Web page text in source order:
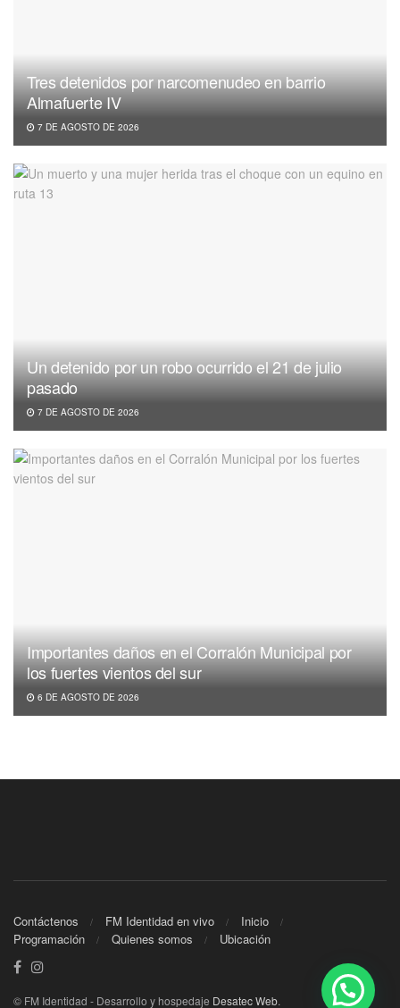
Tres detenidos por narcomenudeo en barrio
Almafuerte IV
7 DE AGOSTO DE 2026
Un detenido por un robo ocurrido el 21 de julio
pasado
7 DE AGOSTO DE 2026
Importantes daños en el Corralón Municipal por
los fuertes vientos del sur
6 DE AGOSTO DE 2026
Contáctenos FM Identidad en vivo
Inicio
Programación
Quienes somos Ubicación
© FM Identidad - Desarrollo y hospedaje Desatec Web.